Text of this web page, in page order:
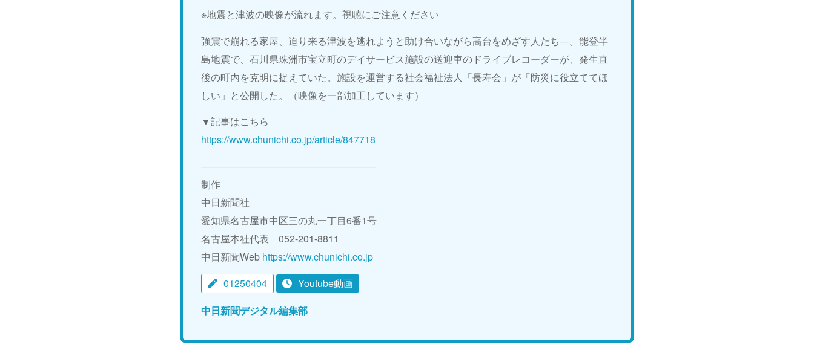
※地震と津波の映像が流れます。視聴にご注意ください
強震で崩れる家屋、迫り来る津波を逃れようと助け合いながら高台をめざす人たち―。能登半
島地震で、石川県珠洲市宝立町のデイサービス施設の送迎車のドライブレコーダーが、発生直
後の町内を克明に捉えていた。施設を運営する社会福祉法人「長寿会」が「防災に役立ててほ
しい」と公開した。（映像を一部加工しています）
▼記事はこちら
https://www.chunichi.co.jp/article/847718
――――――――――――――――――
制作
中日新聞社
愛知県名古屋市中区三の丸一丁目6番1号
名古屋本社代表 052-201-8811
中日新聞Web https://www.chunichi.co.jp
01250404
Youtube動画
中日新聞デジタル編集部